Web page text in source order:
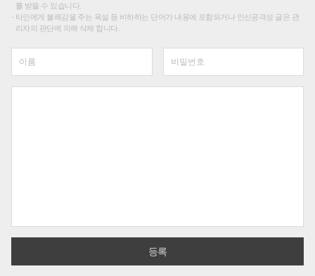
를 받을 수 있습니다.
타인에게 불쾌감을 주는 욕설 등 비하하는 단어가 내용에 포함되거나 인신공격성 글은 관
리자의 판단에 의해 삭제 합니다.